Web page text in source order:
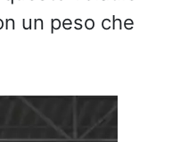
un peso che